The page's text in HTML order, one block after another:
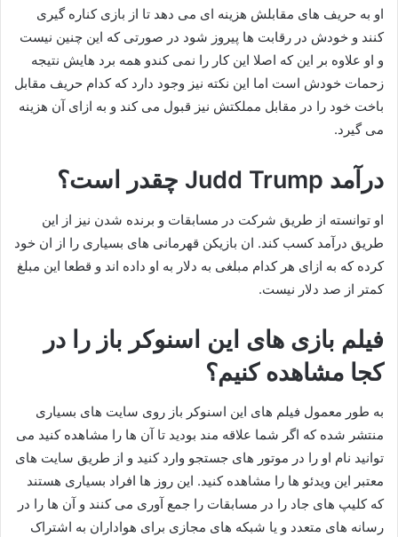
او به حریف های مقابلش هزینه ای می دهد تا از بازی کناره گیری
کنند و خودش در رقابت ها پیروز شود در صورتی که این چنین نیست
و او علاوه بر این که اصلا این کار را نمی کندو همه برد هایش نتیجه
زحمات خودش است اما این نکته نیز وجود دارد که کدام حریف مقابل
باخت خود را در مقابل مملکتش نیز قبول می کند و به ازای آن هزینه
می گیرد.
درآمد Judd Trump چقدر است؟
او توانسته از طریق شرکت در مسابقات و برنده شدن نیز از این
طریق درآمد کسب کند. ان بازیکن قهرمانی های بسیاری را از ان خود
کرده که به ازای هر کدام مبلغی به دلار به او داده اند و قطعا این مبلغ
کمتر از صد دلار نیست.
فیلم بازی های این اسنوکر باز را در
کجا مشاهده کنیم؟
به طور معمول فیلم های این اسنوکر باز روی سایت های بسیاری
منتشر شده که اگر شما علاقه مند بودید تا آن ها را مشاهده کنید می
توانید نام او را در موتور های جستجو وارد کنید و از طریق سایت های
معتبر این ویدئو ها را مشاهده کنید. این روز ها افراد بسیاری هستند
که کلیپ های جاد را در مسابقات را جمع آوری می کنند و آن ها را در
رسانه های متعدد و یا شبکه های مجازی برای هواداران به اشتراک